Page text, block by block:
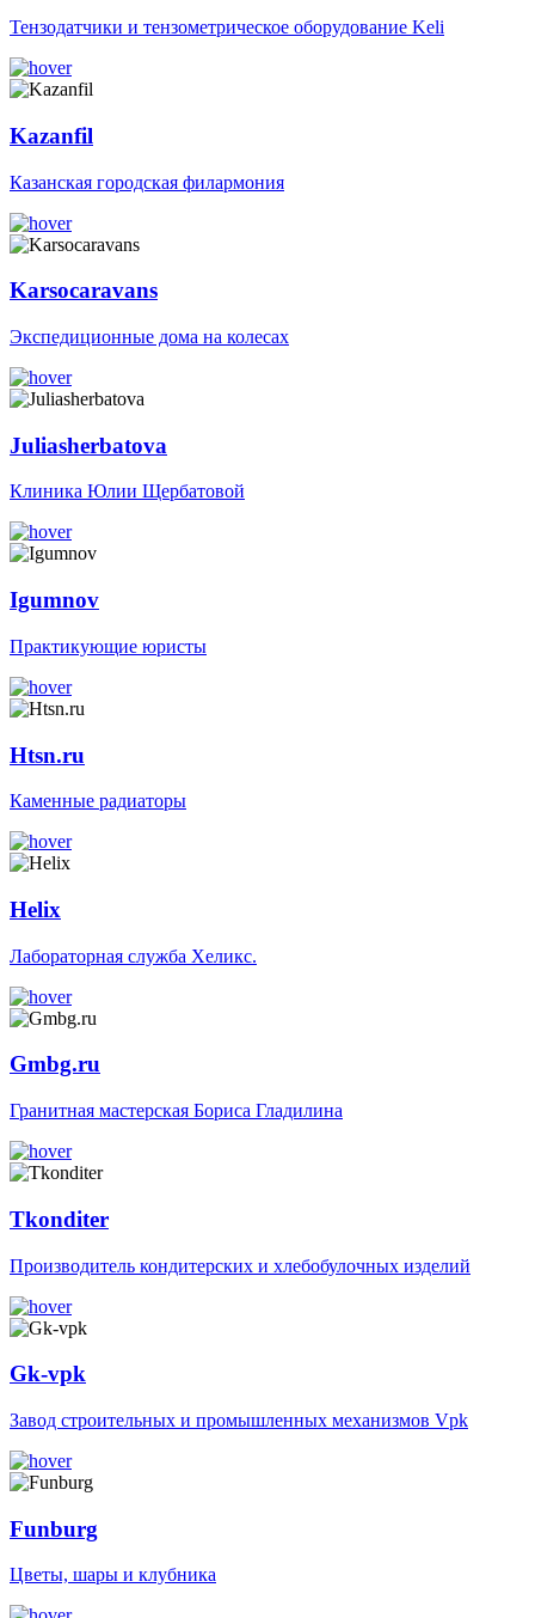
Тензодатчики и тензометрическое оборудование Keli
Kazanfil
Казанская городская филармония
Karsocaravans
Экспедиционные дома на колесах
Juliasherbatova
Клиника Юлии Щербатовой
Igumnov
Практикующие юристы
Htsn.ru
Каменные радиаторы
Helix
Лабораторная служба Хеликс.
Gmbg.ru
Гранитная мастерская Бориса Гладилина
Tkonditer
Производитель кондитерских и хлебобулочных изделий
Gk-vpk
Завод строительных и промышленных механизмов Vpk
Funburg
Цветы, шары и клубника